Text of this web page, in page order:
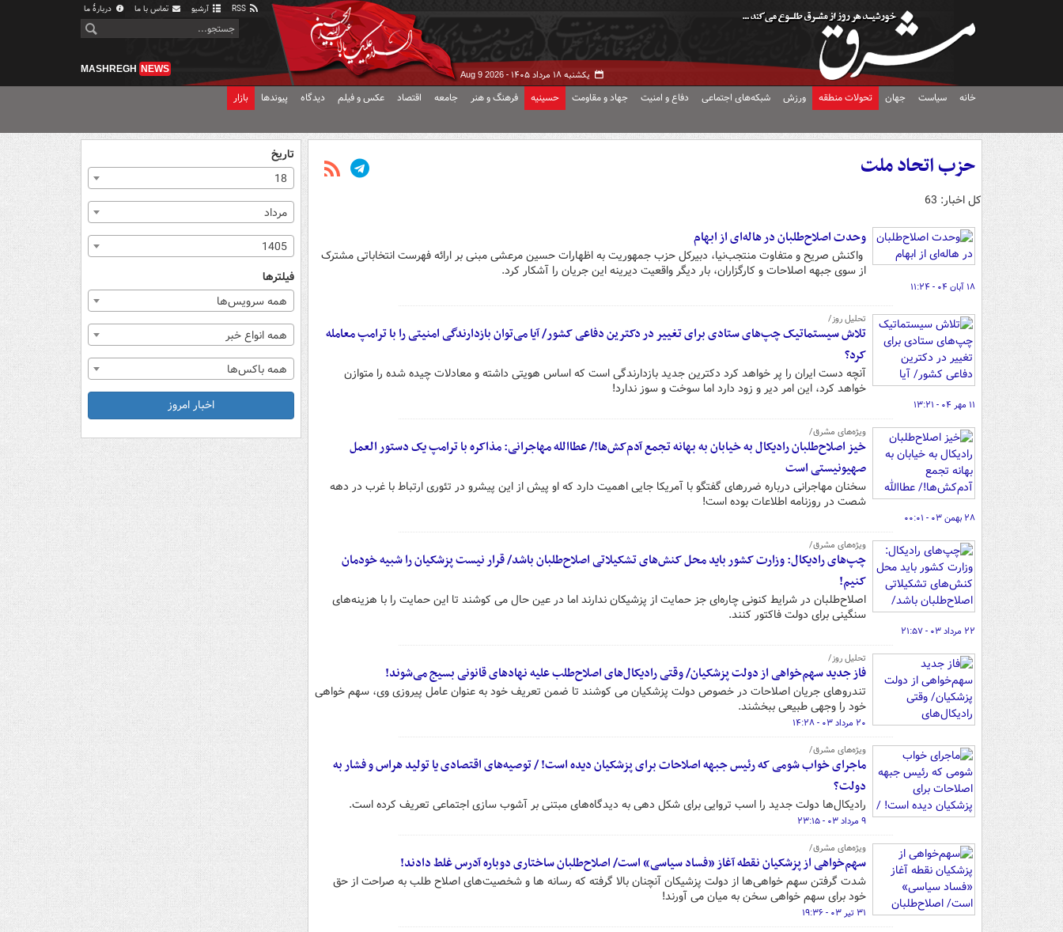
آرشیو تماس با ما دربارهٔ ما
یکشنبه ۱۸ مرداد ۱۴۰۵ - Aug 9 2026
MASHREGH NEWS
خانه سیاست جهان تحولات منطقه ورزش شبکه‌های اجتماعی دفاع و امنیت جهاد و مقاومت حسینیه فرهنگ و هنر جامعه اقتصاد عکس و فیلم دیدگاه پیوندها بازار
حزب اتحاد ملت
کل اخبار: 63
وحدت اصلاح‌طلبان در هاله‌ای از ابهام
واکنش صریح و متفاوت منتجب‌نیا، دبیرکل حزب جمهوریت به اظهارات حسین مرعشی مبنی بر ارائه فهرست انتخاباتی مشترک
از سوی جبهه اصلاحات و کارگزاران، بار دیگر واقعیت دیرینه این جریان را آشکار کرد.
۱۸ آبان ۰۴ - ۱۱:۲۴
تحلیل روز/
تلاش سیستماتیک چپ‌های ستادی برای تغییر در دکترین دفاعی کشور/ آیا می‌توان بازدارندگی امنیتی را با ترامپ معامله
کرد؟
آنچه دست ایران را پر خواهد کرد دکترین جدید بازدارندگی است که اساس هویتی داشته و معادلات چیده شده را متوازن
خواهد کرد، این امر دیر و زود دارد اما سوخت و سوز ندارد!
۱۱ مهر ۰۴ - ۱۳:۲۱
ویژه‌های مشرق/
خیز اصلاح‌طلبان رادیکال به خیابان به بهانه تجمع آدم‌کش‌ها!/ عطاالله مهاجرانی: مذاکره با ترامپ یک دستور العمل
صهیونیستی است
سخنان مهاجرانی درباره ضررهای گفتگو با آمریکا جایی اهمیت دارد که او پیش از این پیشرو در تئوری ارتباط با غرب در دهه
شصت در روزنامه اطلاعات بوده است!
۲۸ بهمن ۰۳ - ۰۰:۰۱
ویژه‌های مشرق/
چپ‌های رادیکال: وزارت کشور باید محل کنش‌های تشکیلاتی اصلاح‌طلبان باشد/ قرار نیست پزشکیان را شبیه خودمان
کنیم!
اصلاح‌طلبان در شرایط کنونی چاره‌ای جز حمایت از پزشیکان ندارند اما در عین حال می کوشند تا این حمایت را با هزینه‌های
سنگینی برای دولت فاکتور کنند.
۲۲ مرداد ۰۳ - ۲۱:۵۷
تحلیل روز/
فاز جدید سهم‌خواهی از دولت پزشکیان/ وقتی رادیکال‌های اصلاح‌طلب علیه نهادهای قانونی بسیج می‌شوند!
تندروهای جریان اصلاحات در خصوص دولت پزشکیان می کوشند تا ضمن تعریف خود به عنوان عامل پیروزی وی، سهم خواهی
خود را وجهی طبیعی ببخشند.
۲۰ مرداد ۰۳ - ۱۴:۲۸
ویژه‌های مشرق/
ماجرای خواب شومی که رئیس جبهه اصلاحات برای پزشکیان دیده است! / توصیه‌های اقتصادی یا تولید هراس و فشار به
دولت؟
رادیکال‌ها دولت جدید را اسب تروایی برای شکل دهی به دیدگاه‌های مبتنی بر آشوب سازی اجتماعی تعریف کرده است.
۹ مرداد ۰۳ - ۲۳:۱۵
ویژه‌های مشرق/
سهم‌خواهی از پزشکیان نقطه آغاز «فساد سیاسی» است/ اصلاح‌طلبان ساختاری دوباره آدرس غلط دادند!
شدت گرفتن سهم خواهی‌ها از دولت پزشیکان آنچنان بالا گرفته که رسانه ها و شخصیت‌های اصلاح طلب به صراحت از حق
خود برای سهم خواهی سخن به میان می آورند!
۳۱ تیر ۰۳ - ۱۹:۳۶
تاریخ
18
مرداد
1405
فیلترها
همه سرویس‌ها
همه انواع خبر
همه باکس‌ها
اخبار امروز